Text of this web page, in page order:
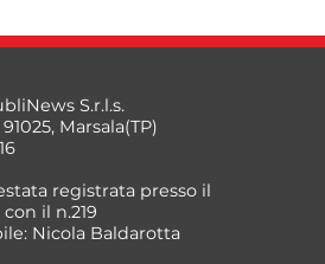
S.r.l.s.
Marsala(TP)
registrata presso il
il n.219
Nicola Baldarotta